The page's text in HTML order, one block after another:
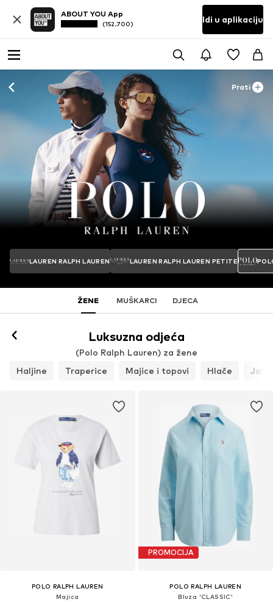
ABOUT YOU App
(152.700) Idi u aplikaciju
Prati
LAUREN RALPH LAUREN LAUREN RALPH LAUREN PETITE
ŽENE MUŠKARCI DJECA
Luksuzna odjeća
(Polo Ralph Lauren) za žene
Haljine
Traperice Majice i topovi Hlače
POLO RALPH LAUREN
Majica
PROMOCIJA
POLO RALPH LAUREN
Bluza 'CLASSIC'